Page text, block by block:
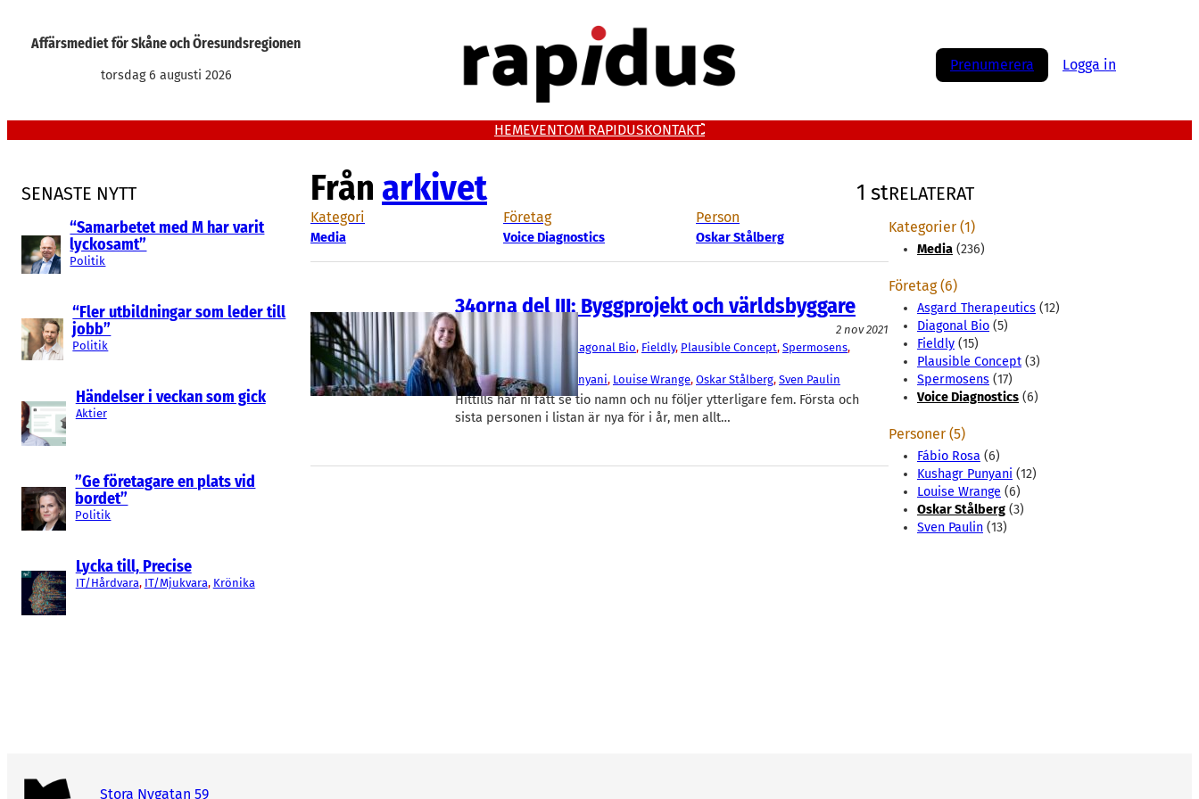
Affärsmediet för Skåne och Öresundsregionen
torsdag 6 augusti 2026
Prenumerera Logga in
HEMEVENTOM RAPIDUSKONTAKT
SENASTE NYTT
“Samarbetet med M har varit
lyckosamt”
Politik
“Fler utbildningar som leder till
jobb”
Politik
Händelser i veckan som gick
Aktier
”Ge företagare en plats vid
bordet”
Politik
Lycka till, Precise
IT/Hårdvara, IT/Mjukvara, Krönika
Från arkivet 1 st
Kategori
Media
Företag
Voice Diagnostics
Person
Oskar Stålberg
34orna del III: Byggprojekt och världsbyggare
Media
2 nov 2021
Asgard Therapeutics
Diagonal Bio, Fieldly, Plausible Concept, Spermosens
Voice Diagnostics
Fábio Rosa, Kushagr Punyani, Louise Wrange, Oskar Stålberg, Sven Paulin
Hittills har ni fått se tio namn och nu följer ytterligare fem. Första och
sista personen i listan är nya för i år, men allt…
RELATERAT
Kategorier (1)
Media (236)
Företag (6)
Asgard Therapeutics (12)
Diagonal Bio (5)
Fieldly (15)
Plausible Concept (3)
Spermosens (17)
Voice Diagnostics (6)
Personer (5)
Fábio Rosa (6)
Kushagr Punyani (12)
Louise Wrange (6)
Oskar Stålberg (3)
Sven Paulin (13)
Stora Nygatan 59